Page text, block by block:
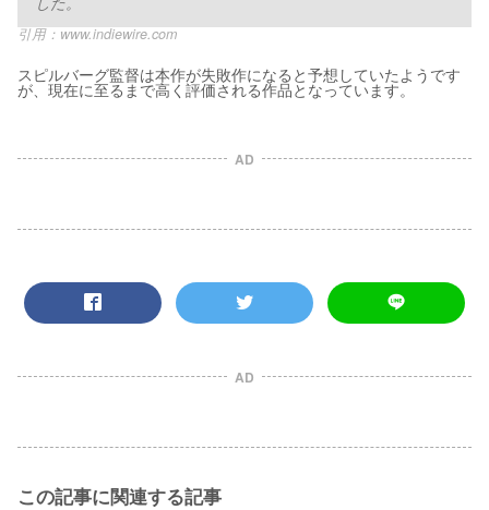
引用： www.indiewire.com
スピルバーグ監督は本作が失敗作になると予想していたようです
が、現在に至るまで高く評価される作品となっています。
AD
AD
この記事に関連する記事